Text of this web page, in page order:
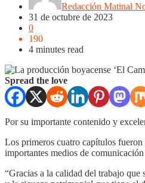
Redacción Matinal
31 de octubre de 2023
0
190
4 minutes read
Spread the love
Por su importante contenido y
Los primeros cuatro capítulos
importantes medios de
“Gracias a la calidad del trabajo